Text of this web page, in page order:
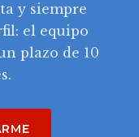
y siempre
el equipo
plazo de 10